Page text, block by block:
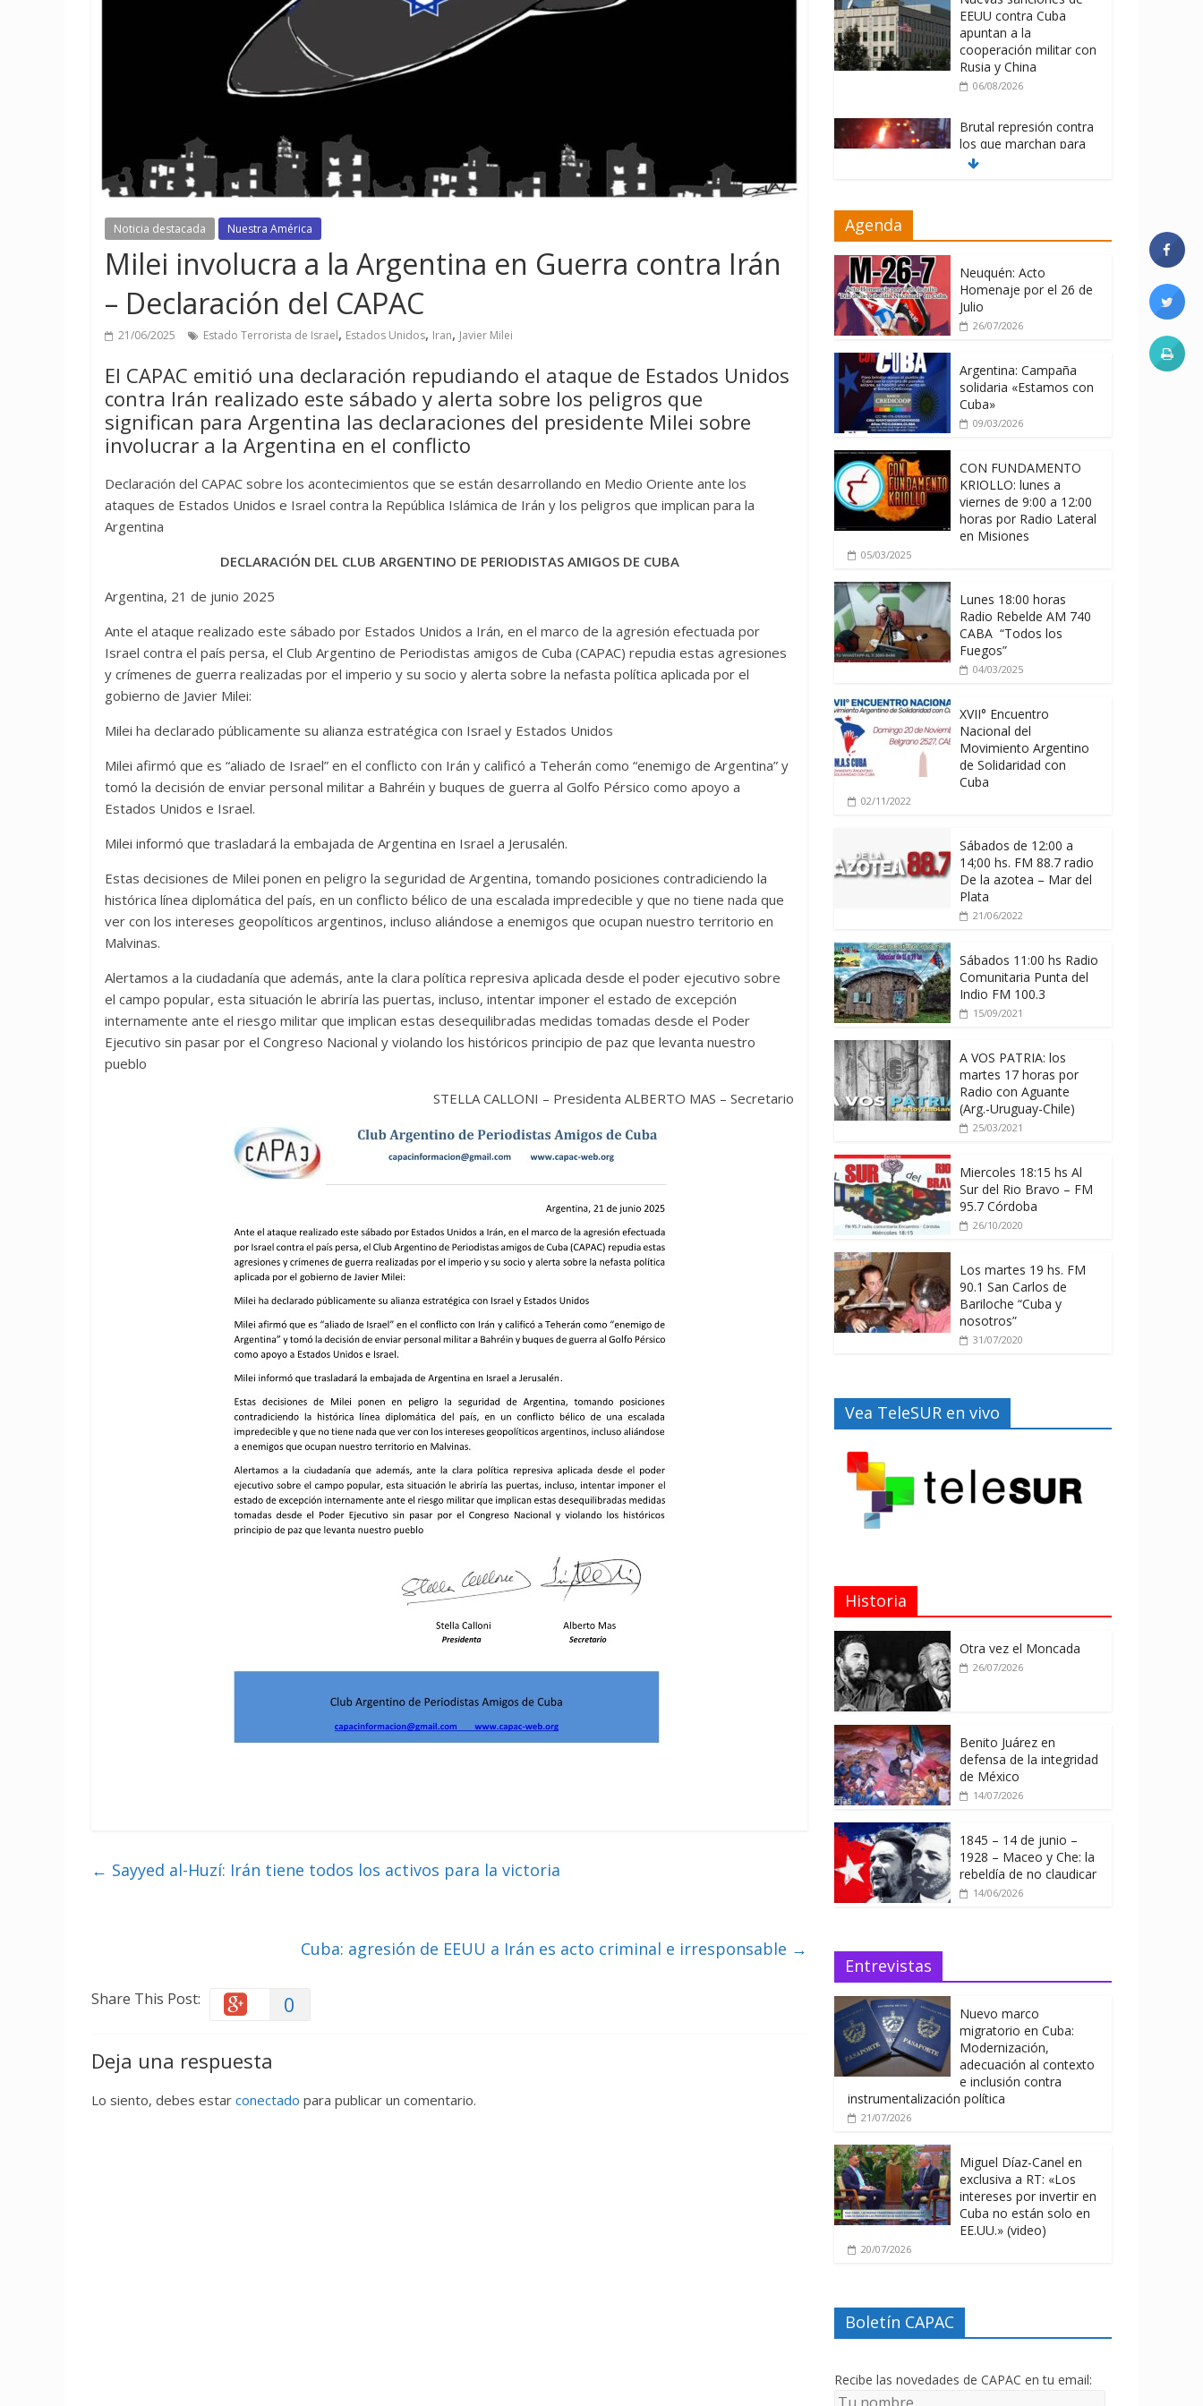
Noticia destacada Nuestra América
Milei involucra a la Argentina en Guerra contra Irán
– Declaración del CAPAC
21/06/2025 Estado Terrorista de Israel, Estados Unidos, Iran, Javier Milei
El CAPAC emitió una declaración repudiando el ataque de Estados Unidos
contra Irán realizado este sábado y alerta sobre los peligros que
significan para Argentina las declaraciones del presidente Milei sobre
involucrar a la Argentina en el conflicto
Declaración del CAPAC sobre los acontecimientos que se están desarrollando en Medio Oriente ante los
ataques de Estados Unidos e Israel contra la República Islámica de Irán y los peligros que implican para la
Argentina
DECLARACIÓN DEL CLUB ARGENTINO DE PERIODISTAS AMIGOS DE CUBA
Argentina, 21 de junio 2025
Ante el ataque realizado este sábado por Estados Unidos a Irán, en el marco de la agresión efectuada por
Israel contra el país persa, el Club Argentino de Periodistas amigos de Cuba (CAPAC) repudia estas agresiones
y crímenes de guerra realizadas por el imperio y su socio y alerta sobre la nefasta política aplicada por el
gobierno de Javier Milei:
Milei ha declarado públicamente su alianza estratégica con Israel y Estados Unidos
Milei afirmó que es “aliado de Israel” en el conflicto con Irán y calificó a Teherán como “enemigo de Argentina” y
tomó la decisión de enviar personal militar a Bahréin y buques de guerra al Golfo Pérsico como apoyo a
Estados Unidos e Israel.
Milei informó que trasladará la embajada de Argentina en Israel a Jerusalén.
Estas decisiones de Milei ponen en peligro la seguridad de Argentina, tomando posiciones contradiciendo la
histórica línea diplomática del país, en un conflicto bélico de una escalada impredecible y que no tiene nada que
ver con los intereses geopolíticos argentinos, incluso aliándose a enemigos que ocupan nuestro territorio en
Malvinas.
Alertamos a la ciudadanía que además, ante la clara política represiva aplicada desde el poder ejecutivo sobre
el campo popular, esta situación le abriría las puertas, incluso, intentar imponer el estado de excepción
internamente ante el riesgo militar que implican estas desequilibradas medidas tomadas desde el Poder
Ejecutivo sin pasar por el Congreso Nacional y violando los históricos principio de paz que levanta nuestro
pueblo
STELLA CALLONI – Presidenta ALBERTO MAS – Secretario
← Sayyed al-Huzí: Irán tiene todos los activos para la victoria
Cuba: agresión de EEUU a Irán es acto criminal e irresponsable →
Share This Post: 0
Deja una respuesta
Lo siento, debes estar conectado para publicar un comentario.
EEUU contra Cuba
apuntan a la
cooperación militar con
Rusia y China
06/08/2026
Brutal represión contra
los que marchan para
que no se venda la
La ONU condena
contra Cuba
06/08/2026
Agenda
Neuquén: Acto
Homenaje por el 26 de
Julio
26/07/2026
Argentina: Campaña
solidaria «Estamos con
Cuba»
09/03/2026
CON FUNDAMENTO
KRIOLLO: lunes a
viernes de 9:00 a 12:00
horas por Radio Lateral
en Misiones
05/03/2025
Lunes 18:00 horas
Radio Rebelde AM 740
CABA “Todos los
Fuegos”
04/03/2025
XVII° Encuentro
Nacional del
Movimiento Argentino
de Solidaridad con
Cuba
02/11/2022
Sábados de 12:00 a
14;00 hs. FM 88.7 radio
De la azotea – Mar del
Plata
21/06/2022
Sábados 11:00 hs Radio
Comunitaria Punta del
Indio FM 100.3
15/09/2021
A VOS PATRIA: los
martes 17 horas por
Radio con Aguante
(Arg.-Uruguay-Chile)
25/03/2021
Miercoles 18:15 hs Al
Sur del Rio Bravo – FM
95.7 Córdoba
26/10/2020
Los martes 19 hs. FM
90.1 San Carlos de
Bariloche “Cuba y
nosotros”
31/07/2020
Vea TeleSUR en vivo
Historia
Otra vez el Moncada
26/07/2026
Benito Juárez en
defensa de la integridad
de México
14/07/2026
1845 – 14 de junio –
1928 – Maceo y Che: la
rebeldía de no claudicar
14/06/2026
Entrevistas
Nuevo marco
migratorio en Cuba:
Modernización,
adecuación al contexto
e inclusión contra
instrumentalización política
21/07/2026
Miguel Díaz-Canel en
exclusiva a RT: «Los
intereses por invertir en
Cuba no están solo en
EE.UU.» (video)
20/07/2026
Boletín CAPAC
Recibe las novedades de CAPAC en tu email: